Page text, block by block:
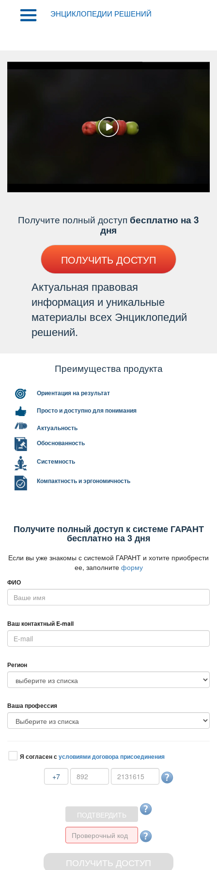
ЭНЦИКЛОПЕДИИ РЕШЕНИЙ
Получите полный доступ есплатно на 3
дня
ПОЛУЧИТЬ ДОСТУП
Актуальная правовая
информация и уникальные
материалы всех Энциклопедий
решений.
Преимущества продукта
Ориентация на результат
Просто и доступно для понимания
Актуальность
Обоснованность
Системность
Компактность и эргономичность
Получите полный доступ к системе ГАРАНТ
есплатно на 3 дня
Если вы уже знакомы с системой ГАРАНТ и хотите приобрести
ее, заполните форму
ФИО
аш контактный E-mail
Регион
аша профессия
Я согласен сусловиями договора присоединения
+7